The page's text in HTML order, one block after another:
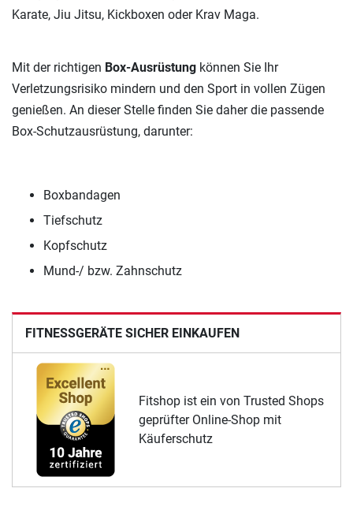
FITNESSGERÄTE SICHER EINKAUFEN
Fitshop ist ein von Trusted Shops
geprüfter Online-Shop mit
Käuferschutz
Karate, Jiu Jitsu, Kickboxen oder Krav Maga.
Mit der richtigen Box-Ausrüstung können Sie Ihr
Verletzungsrisiko mindern und den Sport in vollen Zügen
genießen. An dieser Stelle finden Sie daher die passende
Box-Schutzausrüstung, darunter:
Boxbandagen
Tiefschutz
Kopfschutz
Mund-/ bzw. Zahnschutz